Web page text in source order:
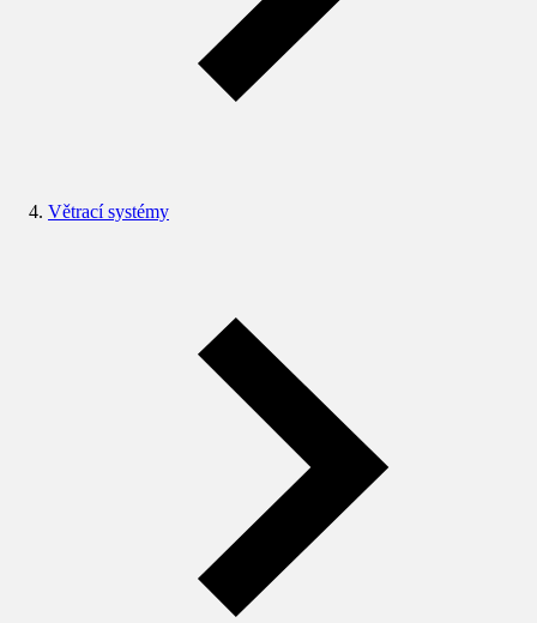
Větrací systémy